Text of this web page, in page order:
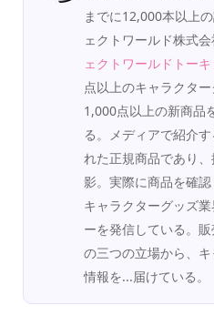
までに12,000本以上
ェクトワールド株式
ェクトワールドトーキ
点以上のキャラクタ
1,000点以上の新商品
る。メディアで紹介
れた正規商品であり
影。実際に商品を確認
キャラクターグッズ
ーを発信している。
の三つの立場から、
情報を...届けている。